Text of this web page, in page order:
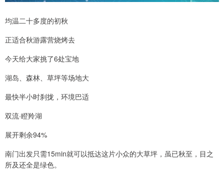
均温二十多度的初秋
正适合秋游露营烧烤去
今天给大家挑了6处宝地
湖岛、森林、草坪等场地大
最快半小时刹拢，环境巴适
双流·瞪羚湖
展开剩余94%
南门出发只需15min就可以抵达这片小众的大草坪，虽已秋至，目之
所及还全是绿色。